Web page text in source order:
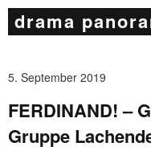
drama
5. September 2019
FERDINAND! –
Gruppe